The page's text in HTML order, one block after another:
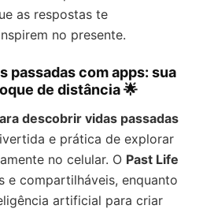
as respostas te
no presente.
passadas com apps: sua
de distância 🌟
descobrir vidas passadas
e prática de explorar
no celular. O Past Life
e compartilháveis, enquanto
artificial para criar